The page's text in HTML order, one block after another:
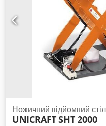
Ножичний підйомний стіл
UNICRAFTSHT 2000